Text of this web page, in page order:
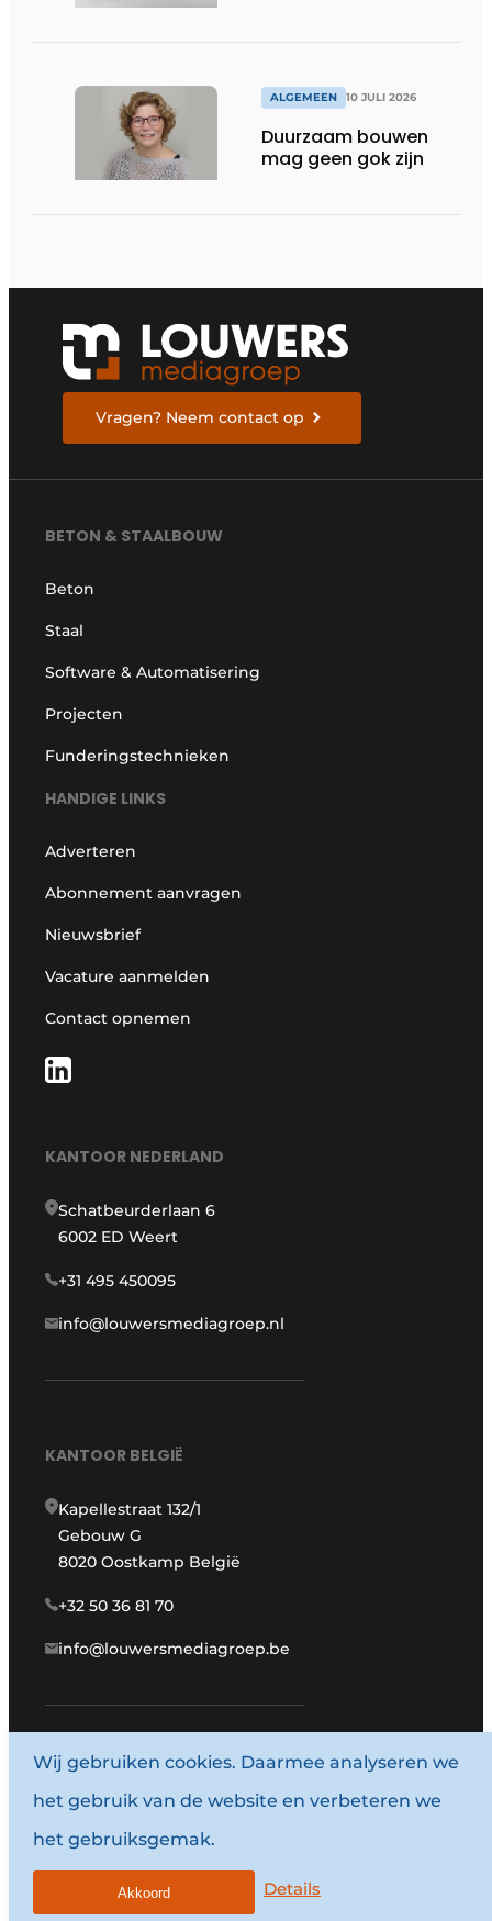
ALGEMEEN 10 JULI 2026
Duurzaam bouwen
mag geen gok zijn
Vragen? Neem contact op
BETON & STAALBOUW
Beton
Staal
Software & Automatisering
Projecten
Funderingstechnieken
HANDIGE LINKS
Adverteren
Abonnement aanvragen
Nieuwsbrief
Vacature aanmelden
Contact opnemen
KANTOOR NEDERLAND
Schatbeurderlaan 6
6002 ED Weert
+31 495 450095
info@louwersmediagroep.nl
KANTOOR BELGIË
Kapellestraat 132/1
Gebouw G
8020 Oostkamp België
+32 50 36 81 70
info@louwersmediagroep.be
www.louwersmediagroep.com
© 1987 - 2026 Louwersmediagroep.
Algemene voorwaarden
Wij gebruiken cookies. Daarmee analyseren we
het gebruik van de website en verbeteren we
het gebruiksgemak.
Details
Akkoord